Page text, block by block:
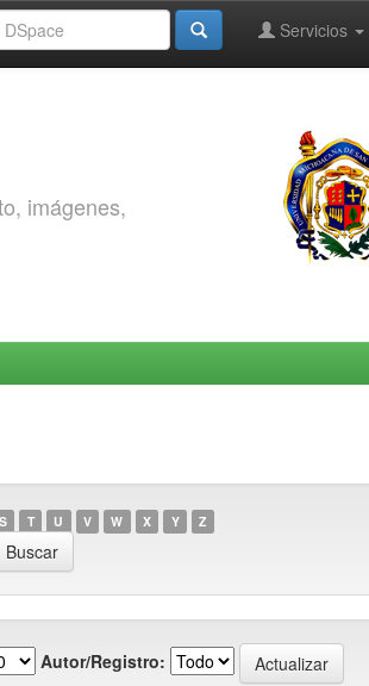
Servicios
imágenes,
S T U V W X Y Z
Autor/Registro: